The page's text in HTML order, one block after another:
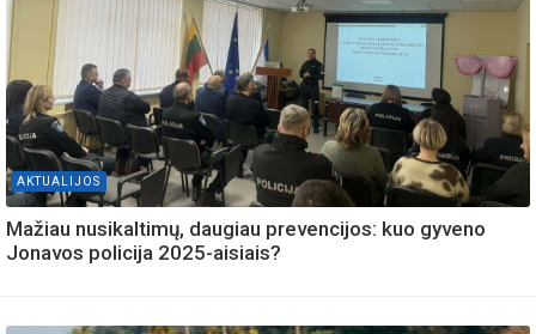
AKTUALIJOS
Mažiau nusikaltimų, daugiau prevencijos: kuo gyveno
Jonavos policija 2025-aisiais?